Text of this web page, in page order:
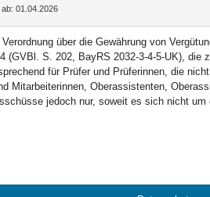
ab: 01.04.2026
über die Gewährung von
(GVBl. S. 202, BayRS 2032-3-4-5-UK),
für Prüfer und Prüferinnen, die
Mitarbeiterinnen, Oberassistenten,
jedoch nur, soweit es sich nicht